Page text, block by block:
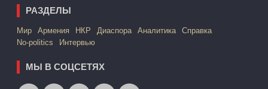
РАЗДЕЛЫ
Mир Армения НКР Диаспора Аналитика
Справка
No-politics
Интервью
МЫ В СОЦСЕТЯХ